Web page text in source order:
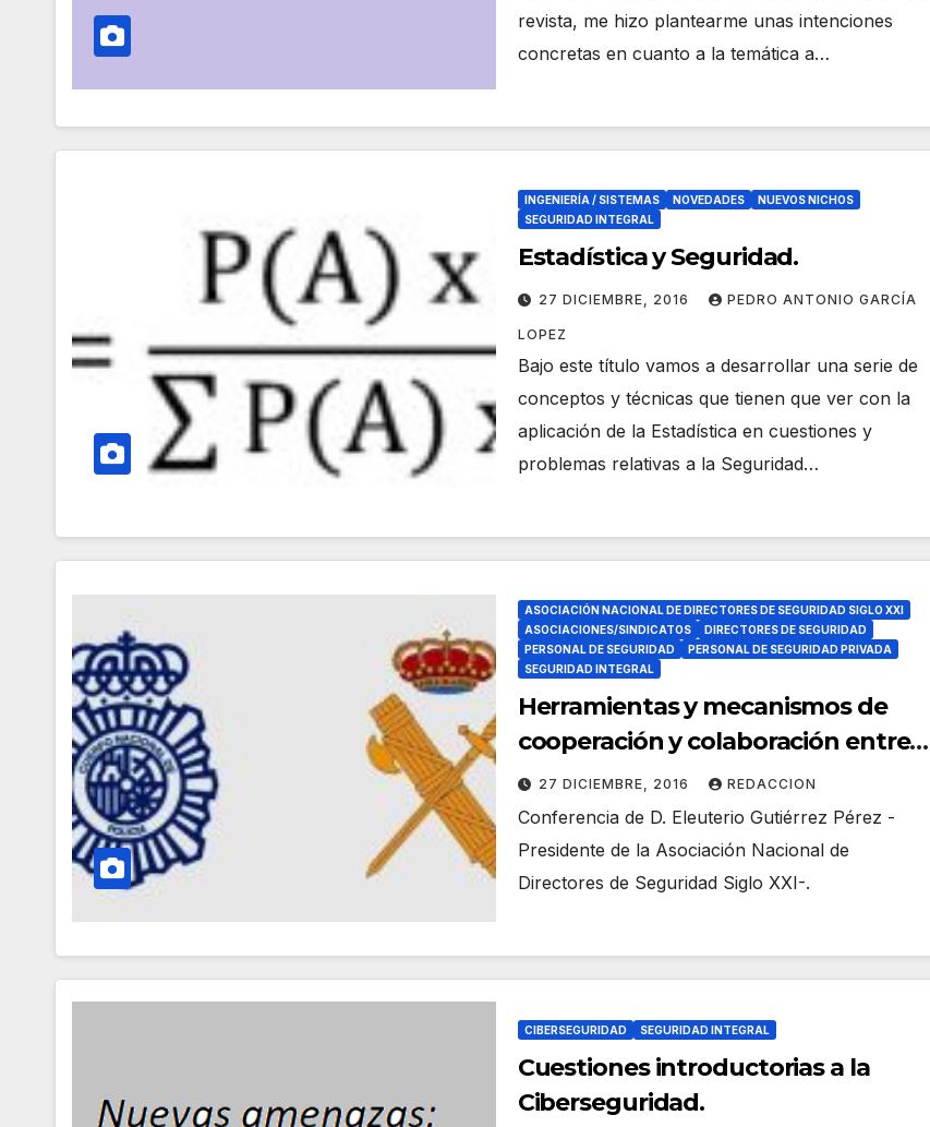
revista, me hizo plantearme unas intenciones
concretas en cuanto a la temática a…
INGENIERÍA / SISTEMAS NOVEDADES
NUEVOS NICHOS
SEGURIDAD INTEGRAL
Estadística y Seguridad.
27 DICIEMBRE, 2016 PEDRO ANTONIO GARCÍA
LOPEZ
Bajo este título vamos a desarrollar una serie de
conceptos y técnicas que tienen que ver con la
aplicación de la Estadística en cuestiones y
problemas relativas a la Seguridad…
ASOCIACIÓN NACIONAL DE DIRECTORES DE SEGURIDAD SIGLO XXI
ASOCIACIONES/SINDICATOS
DIRECTORES DE SEGURIDAD
PERSONAL DE SEGURIDAD
PERSONAL DE SEGURIDAD PRIVADA
SEGURIDAD INTEGRAL
Herramientas y mecanismos de
cooperación y colaboración entre
la seguridad pública y la seguridad
privada.
27 DICIEMBRE, 2016 REDACCION
Conferencia de D. Eleuterio Gutiérrez Pérez -
Presidente de la Asociación Nacional de
Directores de Seguridad Siglo XXI-.
CIBERSEGURIDAD SEGURIDAD INTEGRAL
Cuestiones introductorias a la
Ciberseguridad.